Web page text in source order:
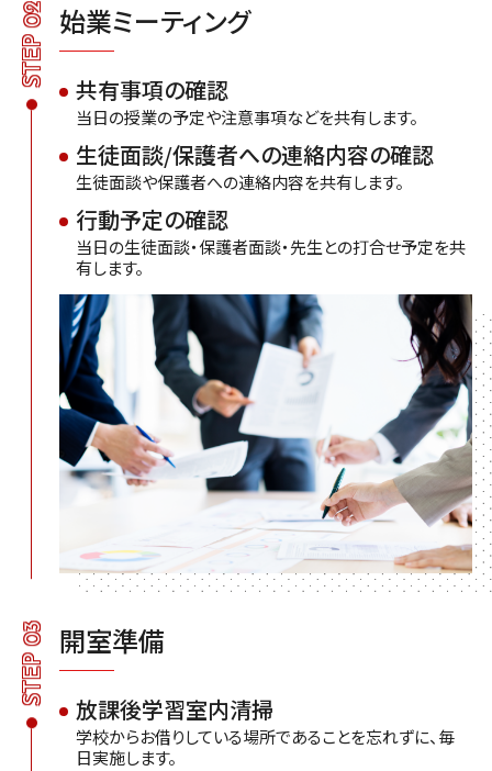
STEP 02 始業ミーティング
共有事項の確認
当日の授業の予定や注意事項などを共有します。
生徒面談/保護者への連絡内容の確認
生徒面談や保護者への連絡内容を共有します。
行動予定の確認
当日の生徒面談・保護者面談・先生との打合せ予定を共
有します。
STEP 03 開室準備
放課後学習室内清掃
学校からお借りしている場所であることを忘れずに、毎
日実施します。